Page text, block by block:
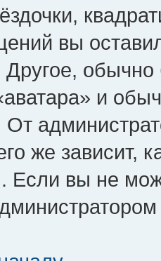
вы
и
От
же зависит,
Если вы не